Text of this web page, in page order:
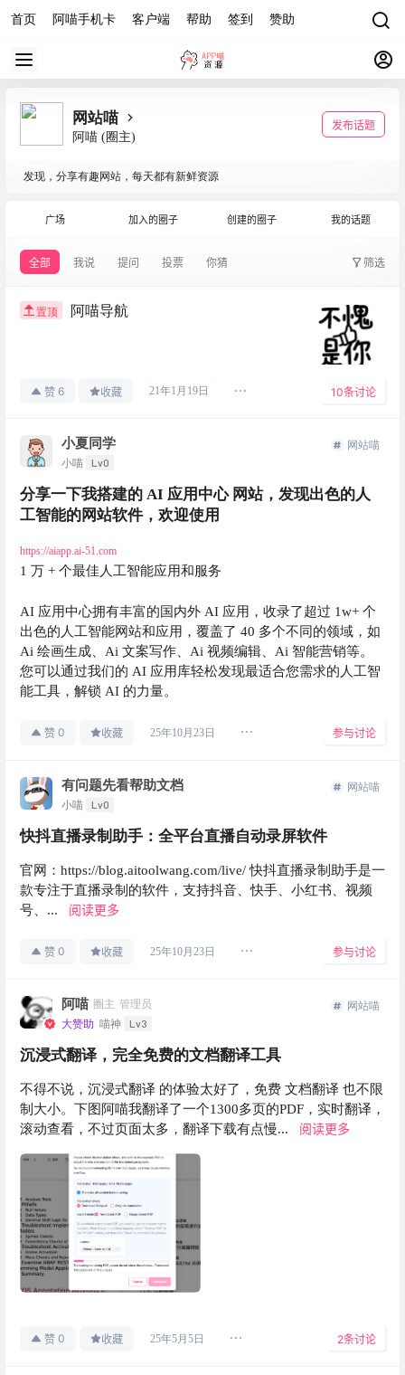
首页 阿喵手机卡 客户端 帮助 签到 赞助
网站喵
阿喵 (圈主)
发布话题
发现，分享有趣网站，每天都有新鲜资源
广场 加入的圈子 创建的圈子 我的话题
全部 我说 提问 投票 你猜 筛选
置顶 阿喵导航
赞 6 收藏 21年1月19日 10条讨论
小夏同学
小喵 Lv0
网站喵
分享一下我搭建的 AI 应用中心 网站，发现出色的人
工智能的网站软件，欢迎使用
https://aiapp.ai-51.com
1 万 + 个最佳人工智能应用和服务
AI 应用中心拥有丰富的国内外 AI 应用，收录了超过 1w+ 个
出色的人工智能网站和应用，覆盖了 40 多个不同的领域，如
Ai 绘画生成、Ai 文案写作、Ai 视频编辑、Ai 智能营销等。
您可以通过我们的 AI 应用库轻松发现最适合您需求的人工智
能工具，解锁 AI 的力量。
赞 0 收藏 25年10月23日 参与讨论
有问题先看帮助文档
小喵 Lv0
网站喵
快抖直播录制助手：全平台直播自动录屏软件
官网：https://blog.aitoolwang.com/live/ 快抖直播录制助手是一
款专注于直播录制的软件，支持抖音、快手、小红书、视频
号、... 阅读更多
赞 0 收藏 25年10月23日 参与讨论
阿喵 圈主 管理员
大赞助 喵神 Lv3
网站喵
沉浸式翻译，完全免费的文档翻译工具
不得不说，沉浸式翻译 的体验太好了，免费 文档翻译 也不限
制大小。下图阿喵我翻译了一个1300多页的PDF，实时翻译，
滚动查看，不过页面太多，翻译下载有点慢... 阅读更多
赞 0 收藏 25年5月5日 2条讨论